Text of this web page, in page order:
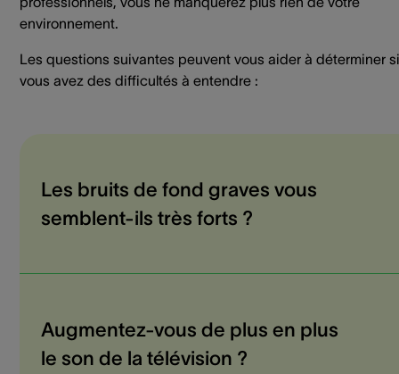
environnement.
Les questions suivantes peuvent vous aider à déterminer si
vous avez des difficultés à entendre :
Les bruits de fond graves vous
semblent-ils très forts ?
Augmentez-vous de plus en plus
le son de la télévision ?